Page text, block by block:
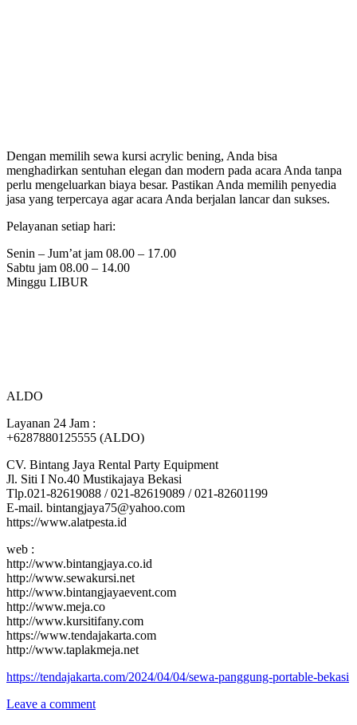
Dengan memilih sewa kursi acrylic bening, Anda bisa
menghadirkan sentuhan elegan dan modern pada acara Anda tanpa
perlu mengeluarkan biaya besar. Pastikan Anda memilih penyedia
jasa yang terpercaya agar acara Anda berjalan lancar dan sukses.
Pelayanan setiap hari:
Senin – Jum’at jam 08.00 – 17.00
Sabtu jam 08.00 – 14.00
Minggu LIBUR
ALDO
Layanan 24 Jam :
+6287880125555 (ALDO)
CV. Bintang Jaya Rental Party Equipment
Jl. Siti I No.40 Mustikajaya Bekasi
Tlp.021-82619088 / 021-82619089 / 021-82601199
E-mail. bintangjaya75@yahoo.com
https://www.alatpesta.id
web :
http://www.bintangjaya.co.id
http://www.sewakursi.net
http://www.bintangjayaevent.com
http://www.meja.co
http://www.kursitifany.com
https://www.tendajakarta.com
http://www.taplakmeja.net
https://tendajakarta.com/2024/04/04/sewa-panggung-portable-bekasi
Leave a comment